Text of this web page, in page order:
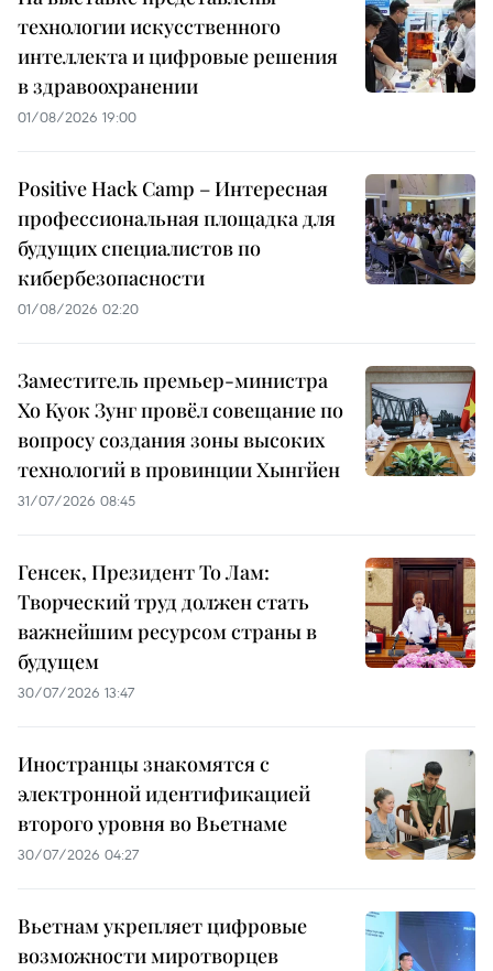
технологии искусственного
интеллекта и цифровые решения
в здравоохранении
01/08/2026 19:00
Positive Hack Camp – Интересная
профессиональная площадка для
будущих специалистов по
кибербезопасности
01/08/2026 02:20
Заместитель премьер-министра
Хо Куок Зунг провёл совещание по
вопросу создания зоны высоких
технологий в провинции Хынгйен
31/07/2026 08:45
Генсек, Президент То Лам:
Творческий труд должен стать
важнейшим ресурсом страны в
будущем
30/07/2026 13:47
Иностранцы знакомятся с
электронной идентификацией
второго уровня во Вьетнаме
30/07/2026 04:27
Вьетнам укрепляет цифровые
возможности миротворцев